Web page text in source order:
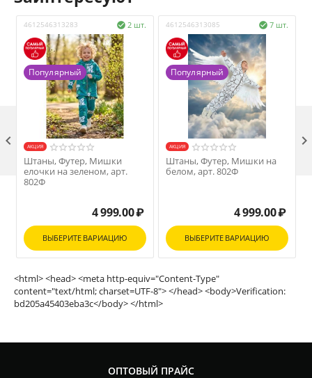
4612546313283 2 шт.

Популярный
AКЦИЯ
Штаны, Футер, Мишки
елочки на зеленом, арт.
802Ф
4 999.00₽
ВЫБЕРИТЕ ВАРИАЦИЮ
4612546313085 7 шт.

Популярный
AКЦИЯ
Штаны, Футер, Мишки на
белом, арт. 802Ф
4 999.00₽
ВЫБЕРИТЕ ВАРИАЦИЮ
 
<html> <head> <meta http-equiv="Content-Type"
content="text/html; charset=UTF-8"> </head> <body>Verification:
bd205a45403eba3c</body> </html>
ОПТОВЫЙ ПРАЙС